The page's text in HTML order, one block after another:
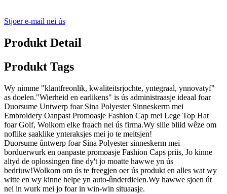
Stjoer e-mail nei ús
Produkt Detail
Produkt Tags
Wy nimme "klantfreonlik, kwaliteitsrjochte, yntegraal, ynnovatyf"
as doelen."Wierheid en earlikens" is ús administraasje ideaal foar
Duorsume Untwerp foar Sina Polyester Sinneskerm mei
Embroidery Oanpast Promoasje Fashion Cap mei Lege Top Hat
foar Golf, Wolkom elke fraach nei ús firma.Wy sille bliid wêze om
noflike saaklike ynteraksjes mei jo te meitsjen!
Duorsume ûntwerp foar Sina Polyester sinneskerm mei
borduerwurk en oanpaste promoasje Fashion Caps priis, Jo kinne
altyd de oplossingen fine dy't jo moatte hawwe yn ús
bedriuw!Wolkom om ús te freegjen oer ús produkt en alles wat wy
witte en wy kinne helpe yn auto-ûnderdielen.Wy hawwe sjoen út
nei in wurk mei jo foar in win-win situaasje.